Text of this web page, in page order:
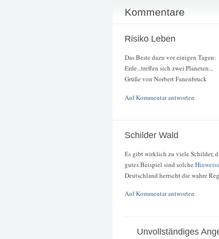
Kommentare
Risiko Leben
Das Beste dazu vor einigen Tagen:
Erde...treffen sich zwei Planeten...
Grüße von Norbert Fanenbruck
Auf Kommentar antworten
Schilder Wald
Es gibt wirklich zu viele Schilder,
gutes Beispiel sind solche
Deutschland herrscht die wahre
Auf Kommentar antworten
Unvollständiges